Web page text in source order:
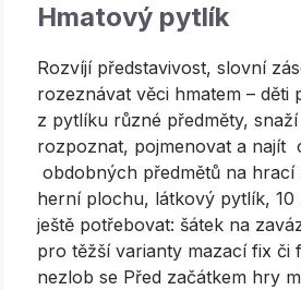
Hmatový pytlík
Rozvíjí představivost, slovní
rozeznávat věci hmatem – děti
z pytlíku různé předměty,
rozpoznat, pojmenovat a najít
obdobných předmětů na hrací
herní plochu, látkový pytlík, 10
ještě potřebovat: šátek na
pro těžší varianty mazací fix či
nezlob se Před začátkem hry